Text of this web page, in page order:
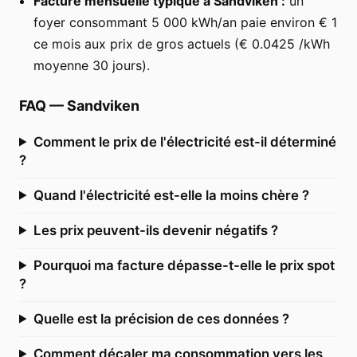
foyer consommant 5 000 kWh/an paie environ € 1
ce mois aux prix de gros actuels (€ 0.0425 /kWh
moyenne 30 jours).
FAQ —Sandviken
Comment le prix de l'électricité est-il déterminé
?
Quand l'électricité est-elle la moins chère ?
Les prix peuvent-ils devenir négatifs ?
Pourquoi ma facture dépasse-t-elle le prix spot
?
Quelle est la précision de ces données ?
Comment décaler ma consommation vers les